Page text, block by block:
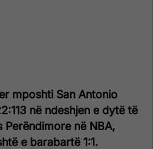
mposhti San Antonio
në ndeshjen e dytë të
Perëndimore në NBA,
e barabartë 1:1.